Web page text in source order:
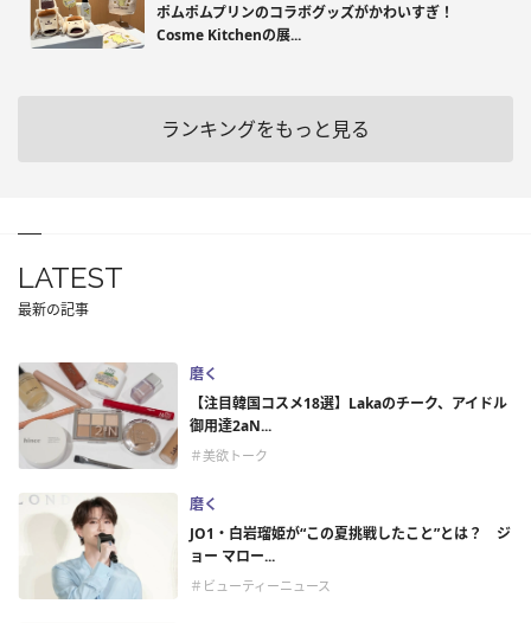
ポムポムプリンのコラボグッズがかわいすぎ！
Cosme Kitchenの展...
ランキングをもっと見る
LATEST
最新の記事
磨く
【注目韓国コスメ18選】Lakaのチーク、アイドル
御用達2aN...
＃美欲トーク
磨く
JO1・白岩瑠姫が“この夏挑戦したこと”とは？ ジ
ョー マロー...
＃ビューティーニュース